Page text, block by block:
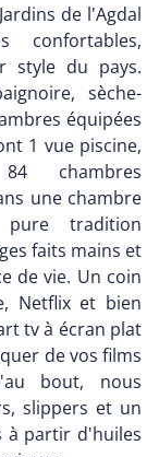
de l'Agdal
confortables,
style du pays.
sèche-
équipées
1 vue piscine,
chambres
une chambre
tradition
faits mains et
de vie. Un coin
Netflix et bien
tv à écran plat
de vos films
bout, nous
slippers et un
à partir d'huiles